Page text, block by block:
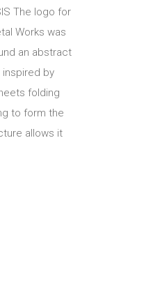
The logo for
Works was
an abstract
inspired by
folding
to form the
allows it